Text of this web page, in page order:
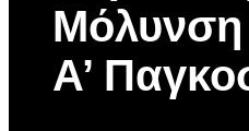
Μόλυνση
Α’